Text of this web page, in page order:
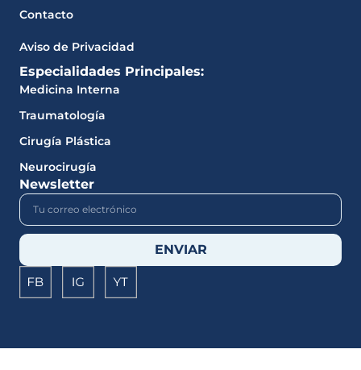
Contacto
Aviso de Privacidad
Especialidades Principales:
Medicina Interna
Traumatología
Cirugía Plástica
Neurocirugía
Newsletter
ENVIAR